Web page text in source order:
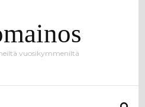
vuosikymmeniltä